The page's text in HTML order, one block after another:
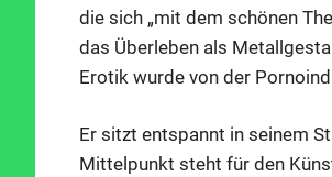
die sich „mit dem schönen
das Überleben als
Erotik wurde von der
Er sitzt entspannt in seinem
Mittelpunkt steht für den